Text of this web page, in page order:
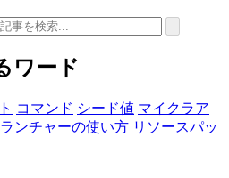
ワード
コマンド シード値 マイクラア
ランチャーの使い方 リソースパッ